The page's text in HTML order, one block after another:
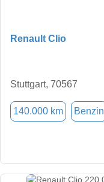
Renault Clio
Stuttgart, 70567
140.000 km Benzin